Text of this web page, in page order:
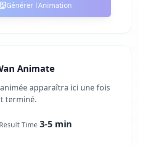
Générer l'Animation
Animate
apparaîtra ici une fois
terminé.
Result Time 3-5 min